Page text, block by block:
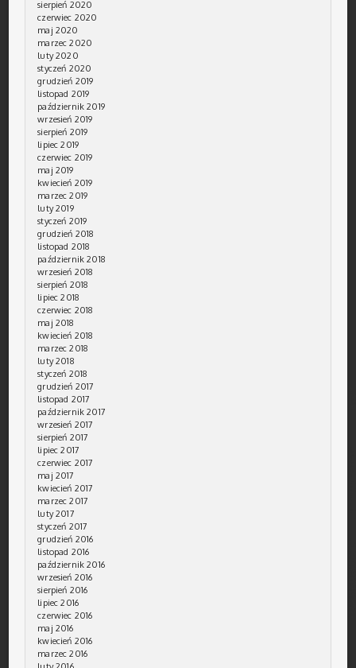
sierpień 2020
czerwiec 2020
maj 2020
marzec 2020
luty 2020
styczeń 2020
grudzień 2019
listopad 2019
październik 2019
wrzesień 2019
sierpień 2019
lipiec 2019
czerwiec 2019
maj 2019
kwiecień 2019
marzec 2019
luty 2019
styczeń 2019
grudzień 2018
listopad 2018
październik 2018
wrzesień 2018
sierpień 2018
lipiec 2018
czerwiec 2018
maj 2018
kwiecień 2018
marzec 2018
luty 2018
styczeń 2018
grudzień 2017
listopad 2017
październik 2017
wrzesień 2017
sierpień 2017
lipiec 2017
czerwiec 2017
maj 2017
kwiecień 2017
marzec 2017
luty 2017
styczeń 2017
grudzień 2016
listopad 2016
październik 2016
wrzesień 2016
sierpień 2016
lipiec 2016
czerwiec 2016
maj 2016
kwiecień 2016
marzec 2016